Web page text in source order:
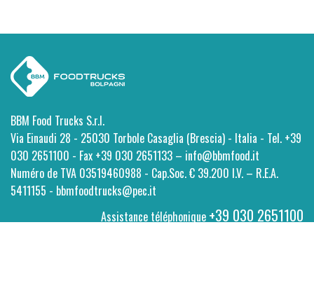
BBM Food Trucks S.r.l.
Via Einaudi 28 - 25030 Torbole Casaglia (Brescia) - Italia - Tel. +39
030 2651100 - Fax +39 030 2651133 – info@bbmfood.it
Numéro de TVA 03519460988 - Cap.Soc. € 39.200 I.V. – R.E.A.
5411155 - bbmfoodtrucks@pec.it
Assistance téléphonique +39 030 2651100